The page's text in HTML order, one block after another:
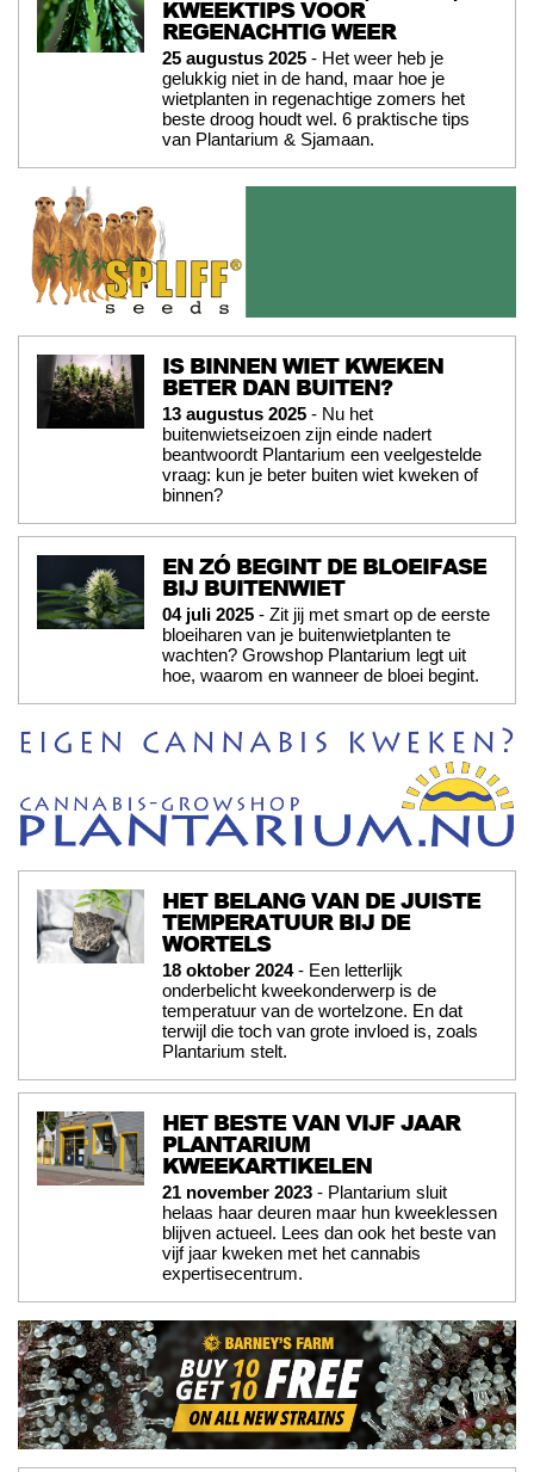
KWEEKTIPS VOOR
REGENACHTIG WEER
25 augustus 2025 - Het weer heb je
gelukkig niet in de hand, maar hoe je
wietplanten in regenachtige zomers het
beste droog houdt wel. 6 praktische tips
van Plantarium & Sjamaan.
IS BINNEN WIET KWEKEN
BETER DAN BUITEN?
13 augustus 2025 - Nu het
buitenwietseizoen zijn einde nadert
beantwoordt Plantarium een veelgestelde
vraag: kun je beter buiten wiet kweken of
binnen?
EN ZÓ BEGINT DE BLOEIFASE
BIJ BUITENWIET
04 juli 2025 - Zit jij met smart op de eerste
bloeiharen van je buitenwietplanten te
wachten? Growshop Plantarium legt uit
hoe, waarom en wanneer de bloei begint.
HET BELANG VAN DE JUISTE
TEMPERATUUR BIJ DE
WORTELS
18 oktober 2024- Een letterlijk
onderbelicht kweekonderwerp is de
temperatuur van de wortelzone. En dat
terwijl die toch van grote invloed is, zoals
Plantarium stelt.
HET BESTE VAN VIJF JAAR
PLANTARIUM
KWEEKARTIKELEN
21 november 2023 - Plantarium sluit
helaas haar deuren maar hun kweeklessen
blijven actueel. Lees dan ook het beste van
vijf jaar kweken met het cannabis
expertisecentrum.